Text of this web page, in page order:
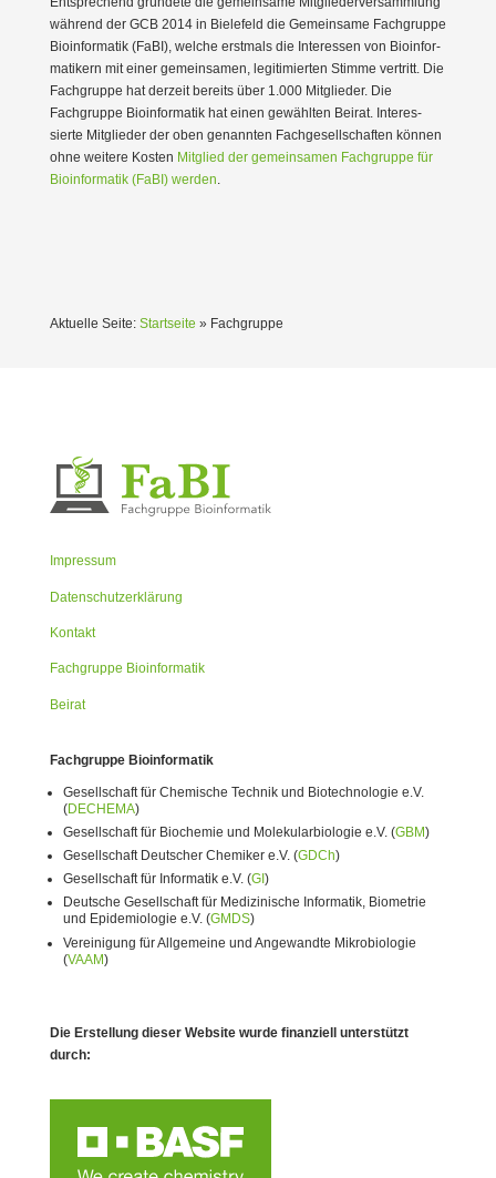
während der GCB 2014 in Bielefeld die Gemeinsame Fachgruppe
Bioin­for­matik (FaBI), welche erstmals die Inter­essen von Bioin­for­
ma­tikern mit einer gemein­samen, legiti­mierten Stimme vertritt. Die
Fachgruppe hat derzeit bereits über 1.000 Mitglieder. Die
Fachgruppe Bioin­for­matik hat einen gewählten Beirat. Inter­es­
sierte Mitglieder der oben genannten Fachge­sell­schaften können
ohne weitere Kosten Mitglied der gemein­samen Fachgruppe für
Bioin­for­matik (FaBI) werden
Aktuelle Seite: Startseite » Fachgruppe
Impressum
Datenschutzerklärung
Kontakt
Fachgruppe Bioinformatik
Beirat
Fachgruppe Bioinformatik
Gesellschaft für Chemische Technik und Biotechnologie e.V.
(DECHEMA)
Gesellschaft für Biochemie und Molekularbiologie e.V. (GBM)
Gesellschaft Deutscher Chemiker e.V. (GDCh)
Gesellschaft für Informatik e.V. (GI)
Deutsche Gesellschaft für Medizinische Informatik, Biometrie
und Epidemiologie e.V. (GMDS)
Vereinigung für Allgemeine und Angewandte Mikrobiologie
(VAAM)
Die Erstellung dieser Website wurde finanziell unterstützt
durch: